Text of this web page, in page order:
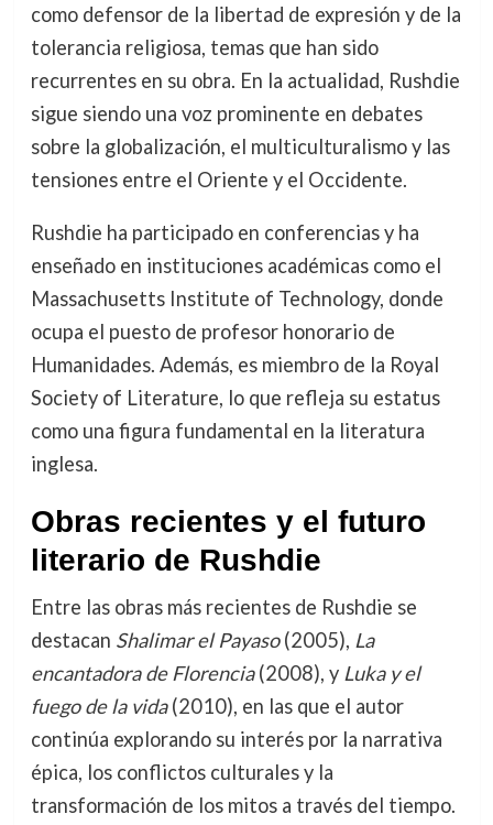
como defensor de la libertad de expresión y de la
tolerancia religiosa, temas que han sido
recurrentes en su obra. En la actualidad, Rushdie
sigue siendo una voz prominente en debates
sobre la globalización, el multiculturalismo y las
tensiones entre el Oriente y el Occidente.
Rushdie ha participado en conferencias y ha
enseñado en instituciones académicas como el
Massachusetts Institute of Technology, donde
ocupa el puesto de profesor honorario de
Humanidades. Además, es miembro de la Royal
Society of Literature, lo que refleja su estatus
como una figura fundamental en la literatura
inglesa.
Obras recientes y el futuro
literario de Rushdie
Entre las obras más recientes de Rushdie se
destacan Shalimar el Payaso(2005), La
encantadora de Florencia(2008), y Luka y el
fuego de la vida(2010), en las que el autor
continúa explorando su interés por la narrativa
épica, los conflictos culturales y la
transformación de los mitos a través del tiempo.